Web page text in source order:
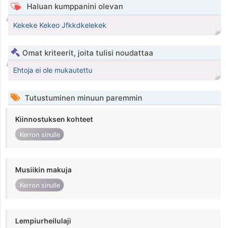
Haluan kumppanini olevan
Kekeke Kekeo Jfkkdkelekek
Omat kriteerit, joita tulisi noudattaa
Ehtoja ei ole mukautettu
Tutustuminen minuun paremmin
Kiinnostuksen kohteet
Kerron sinulle
Musiikin makuja
Kerron sinulle
Lempiurheilulaji